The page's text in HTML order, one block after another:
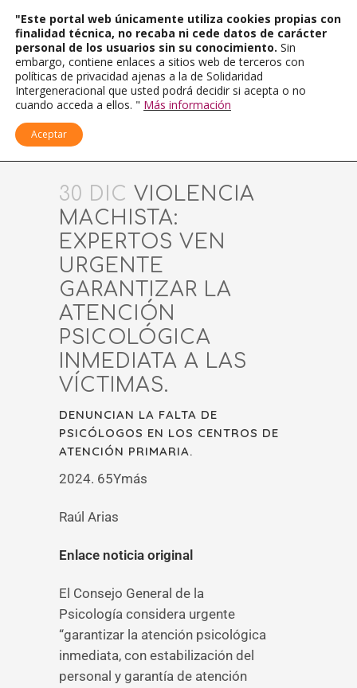
30 DIC VIOLENCIA
MACHISTA:
EXPERTOS VEN
URGENTE
GARANTIZAR LA
ATENCIÓN
PSICOLÓGICA
INMEDIATA A LAS
VÍCTIMAS.
DENUNCIAN LA FALTA DE
PSICÓLOGOS EN LOS CENTROS DE
ATENCIÓN PRIMARIA.
2024. 65Ymás
Raúl Arias
Enlace noticia original
El Consejo General de la
Psicología considera urgente
“garantizar la atención psicológica
inmediata, con estabilización del
personal y garantía de atención
"Este portal web únicamente utiliza cookies propias con
finalidad técnica, no recaba ni cede datos de carácter
personal de los usuarios sin su conocimiento. Sin
embargo, contiene enlaces a sitios web de terceros con
políticas de privacidad ajenas a la de Solidaridad
Intergeneracional que usted podrá decidir si acepta o no
cuando acceda a ellos. " Más información
Aceptar